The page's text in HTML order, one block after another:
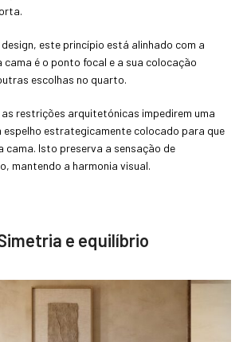
este princípio está alinhado com a
cama é o ponto focal e a sua colocação
escolhas no quarto.
as restrições arquitetónicas impedirem uma
espelho estrategicamente colocado para que
cama. Isto preserva a sensação de
mantendo a harmonia visual.
e equilíbrio